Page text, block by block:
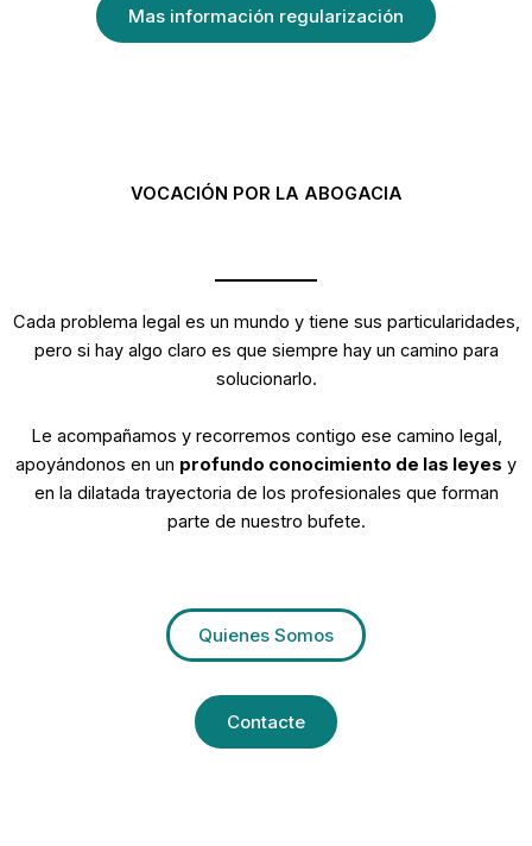
Mas información regularización
VOCACIÓN POR LA ABOGACIA
Cada problema legal es un mundo y tiene sus particularidades,
pero si hay algo claro es que siempre hay un camino para
solucionarlo.
Le acompañamos y recorremos contigo ese camino legal,
apoyándonos en un profundo conocimiento de las leyes y
en la dilatada trayectoria de los profesionales que forman
parte de nuestro bufete.
Quienes Somos
Contacte